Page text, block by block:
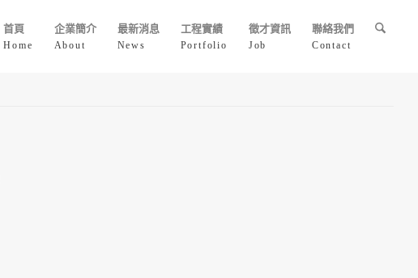
首頁
Home
企業簡介
About
最新消息
News
工程實績
Portfolio
徵才資訊
Job
聯絡我們
Contact